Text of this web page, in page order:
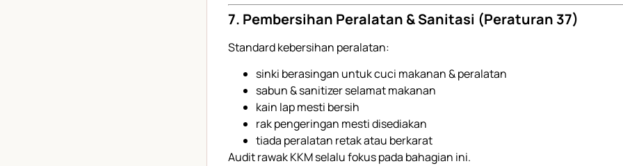
7. Pembersihan Peralatan & Sanitasi (Peraturan 37)
Standard kebersihan peralatan:
sinki berasingan untuk cuci makanan & peralatan
sabun & sanitizer selamat makanan
kain lap mesti bersih
rak pengeringan mesti disediakan
tiada peralatan retak atau berkarat
Audit rawak KKM selalu fokus pada bahagian ini.